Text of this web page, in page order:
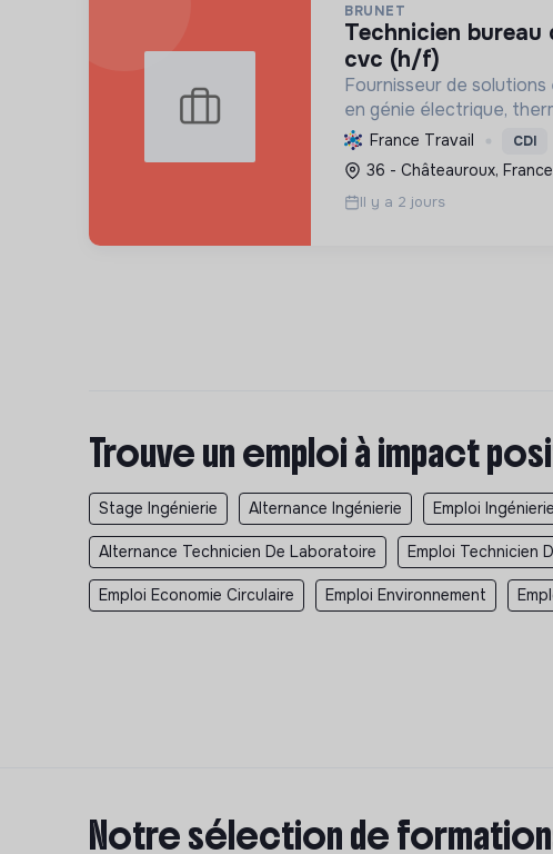
BRUNET
technicien bureau d'études en
cvc (h/f)
Fournisseur de
en génie électrique,
multitechnique. Nous
clients vers des
le Label RGE.
France Travail CDI
36 - Châteauroux, France
Il y a 2 jours
Trouve un emploi à impact
Stage Ingénierie Alternance Ingénierie Emploi Ingénierie
Alternance Technicien De Laboratoire Emploi Technicien
Emploi Economie Circulaire Emploi Environnement
Notre sélection de